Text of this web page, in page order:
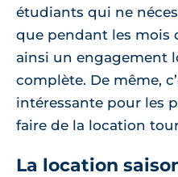
étudiants qui ne
que pendant les mois
ainsi un engagement
complète. De même,
intéressante pour les
faire de la location
La location